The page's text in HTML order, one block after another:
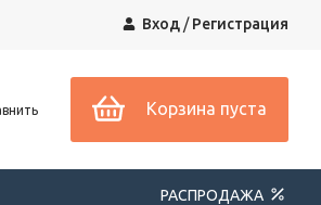
Вход/Регистрация
Корзина пуста
РАСПРОДАЖА